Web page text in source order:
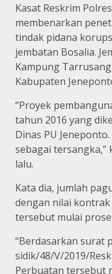
Kasat Reskrim
membenarkan
tindak pidana
jembatan Bosalia.
Kampung
Kabupaten
“Proyek
tahun 2016 yang
Dinas PU
sebagai tersangka,”
lalu.
Kata dia, jumlah
dengan nilai kontrak
tersebut mulai
“Berdasarkan surat
sidik/48/V/2019/
Perbuatan tersebut